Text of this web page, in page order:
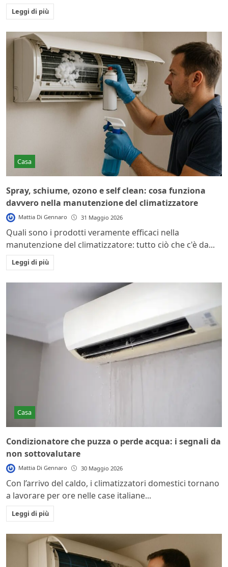
Leggi di più
Casa
Spray, schiume, ozono e self clean: cosa funziona
davvero nella manutenzione del climatizzatore
Mattia Di Gennaro 31 Maggio 2026
Quali sono i prodotti veramente efficaci nella
manutenzione del climatizzatore: tutto ciò che c'è da...
Leggi di più
Casa
Condizionatore che puzza o perde acqua: i segnali da
non sottovalutare
Mattia Di Gennaro 30 Maggio 2026
Con l’arrivo del caldo, i climatizzatori domestici tornano
a lavorare per ore nelle case italiane...
Leggi di più